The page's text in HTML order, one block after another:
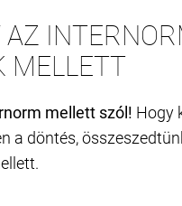
AZ
MELLETT
mellett szól! Hogy
a döntés,